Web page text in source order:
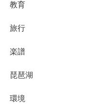
教育
旅行
楽譜
琵琶湖
環境